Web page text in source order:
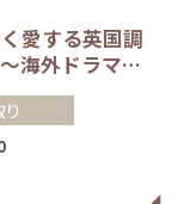
愛する英国調
海外ドラマ…